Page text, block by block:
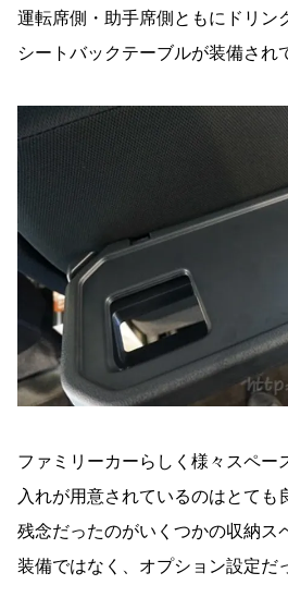
運転席側・助手席側ともにドリン
シートバックテーブルが装備され
ファミリーカーらしく様々スペー
入れが用意されているのはとても
残念だったのがいくつかの収納ス
装備ではなく、オプション設定だ